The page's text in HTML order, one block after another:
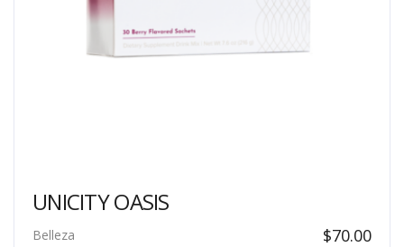
UNICITY OASIS
Belleza $70.00